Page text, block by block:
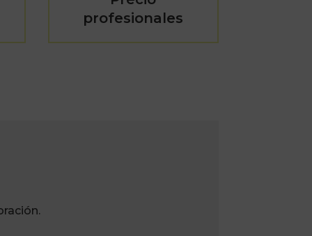
profesionales